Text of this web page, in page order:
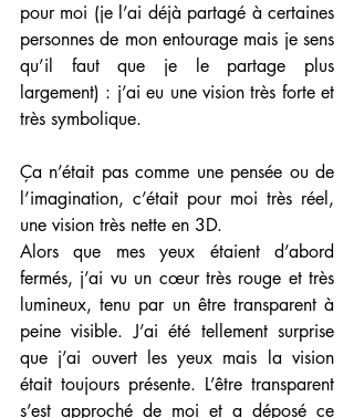
pour moi (je l’ai déjà partagé à certaines
personnes de mon entourage mais je sens
qu’il faut que je le partage plus
largement) : j’ai eu une vision très forte et
très symbolique.
Ça n’était pas comme une pensée ou de
l’imagination, c’était pour moi très réel,
une vision très nette en 3D.
Alors que mes yeux étaient d’abord
fermés, j’ai vu un cœur très rouge et très
lumineux, tenu par un être transparent à
peine visible. J’ai été tellement surprise
que j’ai ouvert les yeux mais la vision
était toujours présente. L’être transparent
s’est approché de moi et a déposé ce